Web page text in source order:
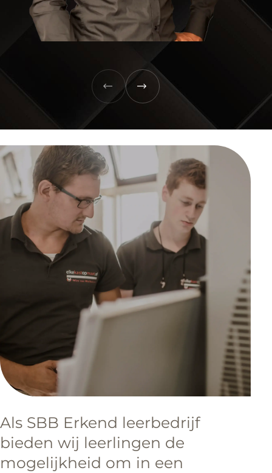
Als SBB Erkend leerbedrijf
bieden wij leerlingen de
mogelijkheid om in een